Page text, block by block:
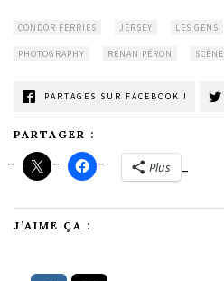
CONDOR FERRIES JERSEY LES GENS
PHOTOGRAPHY RENAN PÉRON SCÈNE
PARTAGES SUR FACEBOOK !
PARTAGER :
Plus
J’AIME ÇA :